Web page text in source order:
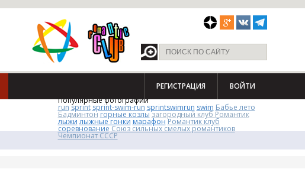
РЕГИСТРАЦИЯ ВОЙТИ
Популярные фотографии
run sprint sprint-swim-run sprintswimrun swim Бабье лето
Бадминтонгорные козлызагородный клуб Романтик
лыжилыжные гонкимарафон Романтик клуб
соревнованиеСоюз сильных смелых романтиков
Чемпионат СССР